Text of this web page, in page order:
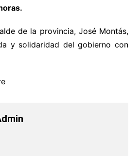
de la provincia, José Montás,
y solidaridad del gobierno con